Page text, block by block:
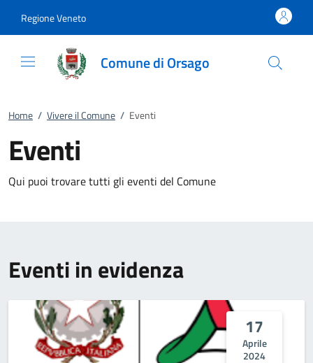
Regione Veneto
Comune di Orsago
Home / Vivere il Comune / Eventi
Eventi
Qui puoi trovare tutti gli eventi del Comune
Eventi in evidenza
17
Aprile
2024